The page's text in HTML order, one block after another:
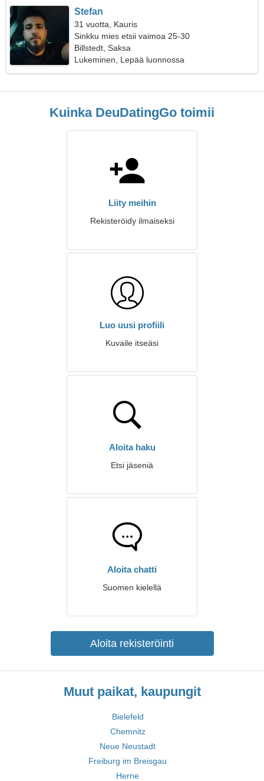
Stefan
31 vuotta, Kauris
Sinkku mies etsii vaimoa 25-30
Billstedt, Saksa
Lukeminen, Lepää luonnossa
Kuinka DeuDatingGo toimii
Liity meihin
Rekisteröidy ilmaiseksi
Luo uusi profiili
Kuvaile itseäsi
Aloita haku
Etsi jäseniä
Aloita chatti
Suomen kielellä
Aloita rekisteröinti
Muut paikat, kaupungit
Bielefeld
Chemnitz
Neue Neustadt
Freiburg im Breisgau
Herne